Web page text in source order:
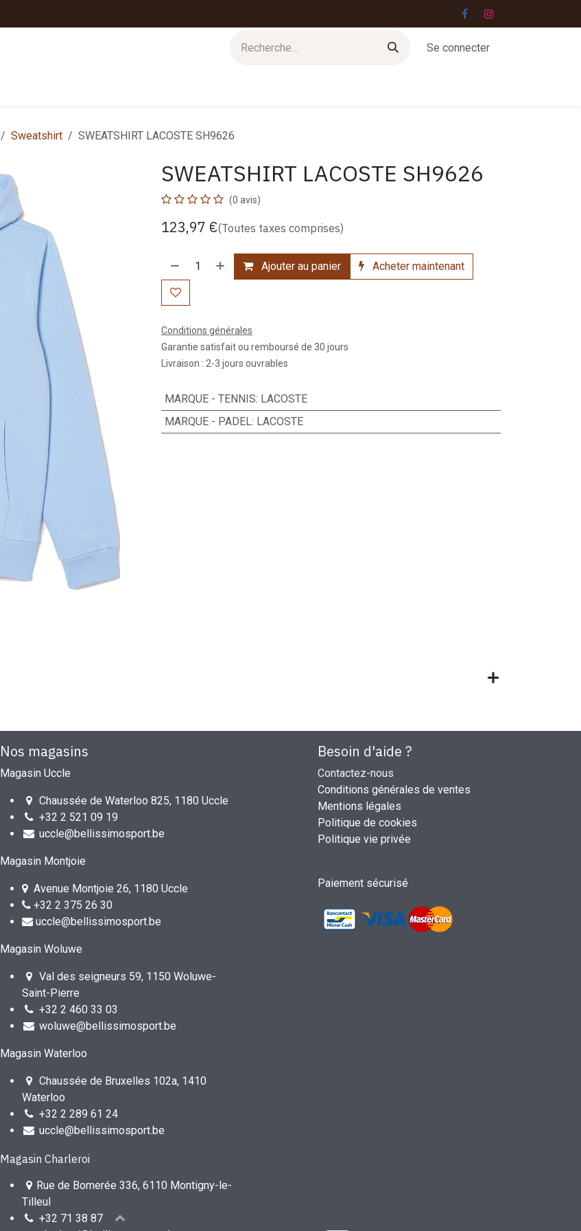
Se connecter
Sweatshirt SWEATSHIRT LACOSTE SH9626
SWEATSHIRT LACOSTE SH9626
(0 avis)
123,97 €(Toutes taxes comprises)
Ajouter au panier Acheter maintenant
Conditions générales
Garantie satisfait ou remboursé de 30 jours
Livraison : 2-3 jours ouvrables
MARQUE - TENNIS: LACOSTE
MARQUE - PADEL: LACOSTE
Besoin d'aide ?
Contactez-nous
Conditions générales de ventes
Mentions légales
Politique de cookies
Politique vie privée
Paiement sécurisé
Nos magasins
Magasin Uccle
Chaussée de Waterloo 825, 1180 Uccle
+32 2 521 09 19
uccle@bellissimosport.be
Magasin Montjoie
Avenue Montjoie 26, 1180 Uccle
+32 2 375 26 30
uccle@bellissimosport.be
Magasin Woluwe
Val des seigneurs 59, 1150 Woluwe-
Saint-Pierre
+32 2 460 33 03
woluwe@bellissimosport.be
Magasin Waterloo
Chaussée de Bruxelles 102a, 1410
Waterloo
+32 2 289 61 24
uccle@bellissimosport.be
Magasin Charleroi
Rue de Bomerée 336, 6110 Montigny-le-
Tilleul
+32 71 38 87 55